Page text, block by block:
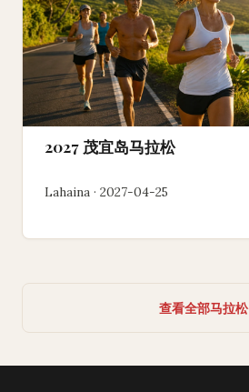
2027 茂宜岛马拉松
Lahaina · 2027-04-25
查看全部马拉松